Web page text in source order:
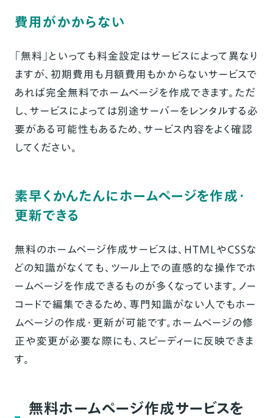
費用がかからない
「無料」といっても料金設定はサービスによって異なり
ますが、初期費用も月額費用もかからないサービスで
あれば完全無料でホームページを作成できます。ただ
し、サービスによっては別途サーバーをレンタルする必
要がある可能性もあるため、サービス内容をよく確認
してください。
素早くかんたんにホームページを作成・
更新できる
無料のホームページ作成サービスは、HTMLやCSSな
どの知識がなくても、ツール上での直感的な操作でホ
ームページを作成できるものが多くなっています。ノー
コードで編集できるため、専門知識がない人でもホー
ムページの作成・更新が可能です。ホームページの修
正や変更が必要な際にも、スピーディーに反映できま
す。
無料ホームページ作成サービスを